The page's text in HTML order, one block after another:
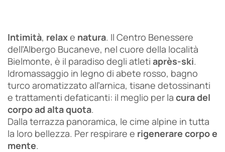
Intimità, relaxe natura. Il Centro Benessere
dell’Albergo Bucaneve, nel cuore della località
Bielmonte, è il paradiso degli atleti après-ski.
Idromassaggio in legno di abete rosso, bagno
turco aromatizzato all’arnica, tisane detossinanti
e trattamenti defaticanti: il meglio per la cura del
corpo ad alta quota.
Dalla terrazza panoramica, le cime alpine in tutta
la loro bellezza. Per respirare e rigenerare corpo e
mente.